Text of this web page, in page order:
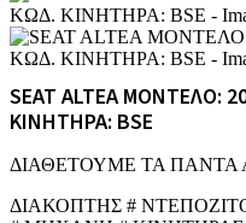
SEAT ALTEA ΜΟΝΤΕΛΟ:
ΚΙΝΗΤΗΡΑ: BSE
ΔΙΑΘΕΤΟΥΜΕ ΤΑ
ΔΙΑΚΟΠΤΗΣ #